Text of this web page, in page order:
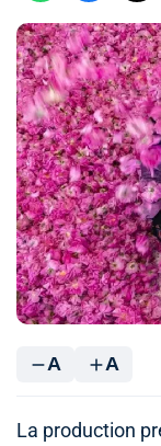
A A
La production